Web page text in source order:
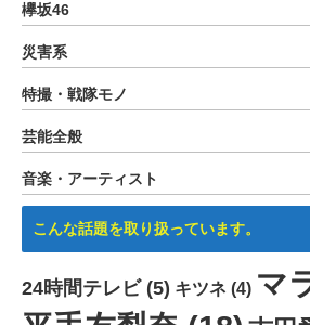
欅坂46
災害系
特撮・戦隊モノ
芸能全般
音楽・アーティスト
こんな話題を取り扱っています。
24時間テレビ(5) キツネ (4) マ